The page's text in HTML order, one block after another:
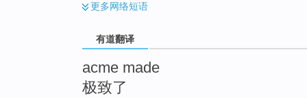
更多网络短语
有道翻译
acme made
极致了